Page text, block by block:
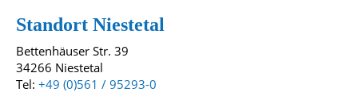
Standort Niestetal
Bettenhäuser Str. 39
34266 Niestetal
Tel: +49 (0)561 / 95293-0